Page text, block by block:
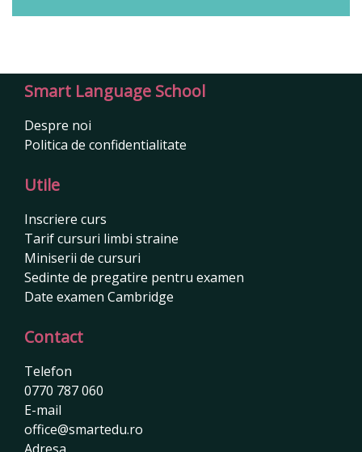
Smart Language School
Despre noi
Politica de confidentialitate
Utile
Inscriere curs
Tarif cursuri limbi straine
Miniserii de cursuri
Sedinte de pregatire pentru examen
Date examen Cambridge
Contact
Telefon
0770 787 060
E-mail
office@smartedu.ro